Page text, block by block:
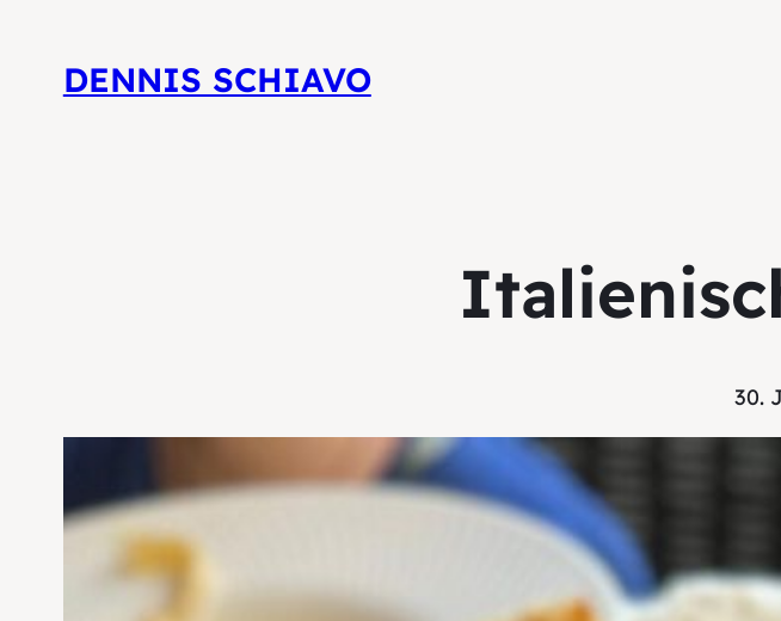
DENNIS SCHIAVO
30.